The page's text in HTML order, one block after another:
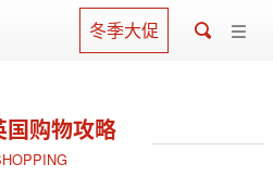
冬季大促
国购物攻略